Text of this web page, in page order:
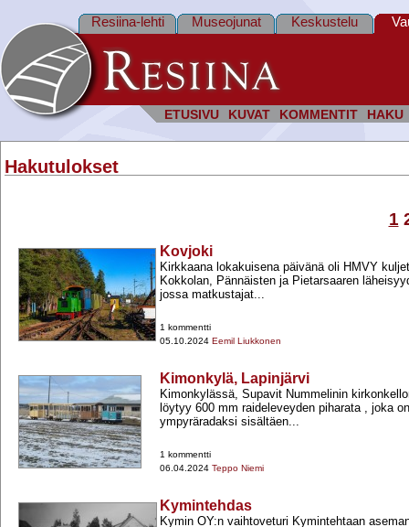
ETUSIVU KUVAT KOMMENTIT HAKU
Resiina-lehti Museojunat Keskustelu
Hakutulokset
1
Kovjoki
Kirkkaana lokakuisena päivänä oli HMVY
Kokkolan, Pännäisten ja Pietarsaaren
jossa matkustajat...
1 kommentti
05.10.2024 Eemil Liukkonen
Kimonkylä, Lapinjärvi
Kimonkylässä, Supavit Nummelinin
löytyy 600 mm raideleveyden piharata , joka
ympyräradaksi sisältäen...
1 kommentti
06.04.2024 Teppo Niemi
Kymintehdas
Kymin OY:n vaihtoveturi Kymintehtaan